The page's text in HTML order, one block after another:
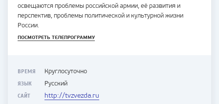
освещаются проблемы российской армии, её развития и
перспектив, проблемы политической и культурной жизни
России.
ПОСМОТРЕТЬ ТЕЛЕПРОГРАММУ
ВРЕМЯ Круглосуточно
ЯЗЫК Русский
САЙТ http://tvzvezda.ru